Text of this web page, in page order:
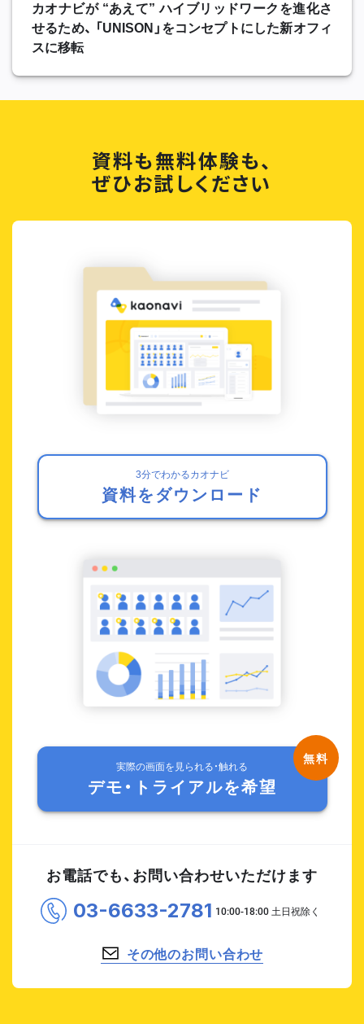
カオナビが “あえて” ハイブリッドワークを進化さ
せるため、 「UNISON」をコンセプトにした新オフィ
スに移転
資料も無料体験も、
ぜひお試しください
3分でわかるカオナビ
資料をダウンロード
実際の画面を見られる・触れる
デモ・トライアルを希望
お電話でも、お問い合わせいただけます
03-6633-2781
その他のお問い合わせ